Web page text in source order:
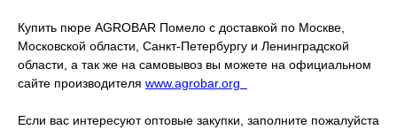
Купить пюре AGROBAR Помело с доставкой по Москве,
Московской области, Санкт-Петербургу и Ленинградской
области, а так же на самовывоз вы можете на официальном
сайте производителя www.agrobar.org
Если вас интересуют оптовые закупки, заполните пожалуйста